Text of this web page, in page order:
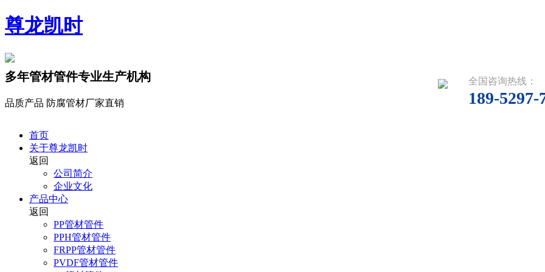
尊龙凯时
多年管材管件专业生产机构
品质产品 防腐管材厂家直销
全国咨询热线：
189-5297-
首页
关于尊龙凯时
返回
公司简介
企业文化
产品中心
返回
PP管材管件
PPH管材管件
FRPP管材管件
PVDF管材管件